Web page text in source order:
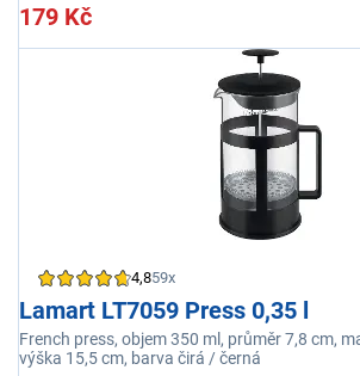
179 Kč
4,859x
Lamart LT7059 Press 0,35 l
French press, objem 350 ml, průměr 7,8 cm,
výška 15,5 cm, barva čirá / černá